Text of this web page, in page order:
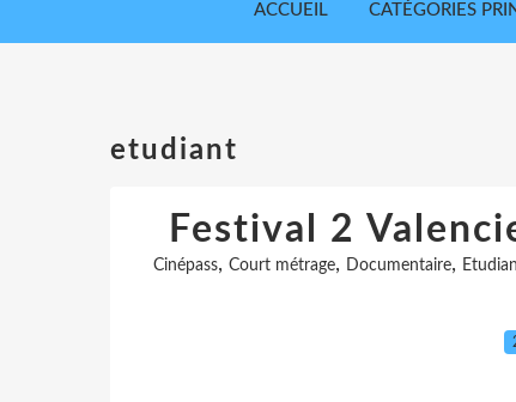
ACCUEIL CATÉGORIES
etudiant
Festival 2
Cinépass, Court métrage, Documentaire,